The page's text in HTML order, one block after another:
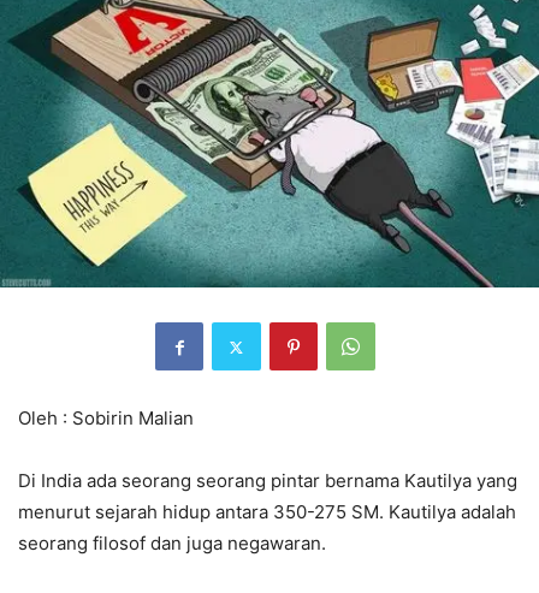
Oleh : Sobirin Malian
Di India ada seorang seorang pintar bernama Kautilya yang
menurut sejarah hidup antara 350-275 SM. Kautilya adalah
seorang filosof dan juga negawaran.